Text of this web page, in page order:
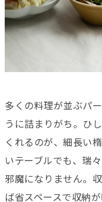
多くの料理が並ぶパ
うに詰まりがち。ひ
くれるのが、細長い
いテーブルでも、瑞
邪魔になりません。
ば省スペースで収納が